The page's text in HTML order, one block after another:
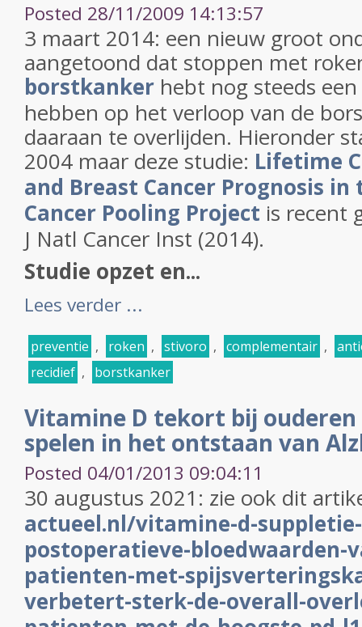
Posted 28/11/2009 14:13:57
3 maart 2014: een nieuw groot
aangetoond dat stoppen met
borstkanker hebt nog steeds
hebben op het verloop van de
daaraan te overlijden. Hieronder
2004 maar deze studie: Lifetime
and Breast Cancer Prognosis
Cancer Pooling Project is recent
J Natl Cancer Inst (2014).
Studie opzet en...
Lees verder ...
preventie , roken , stivoro , complementair ,
recidief , borstkanker
Vitamine D tekort bij
spelen in het ontstaan van
Posted 04/01/2013 09:04:11
30 augustus 2021: zie ook dit
actueel.nl/vitamine-d-
postoperatieve-bloedwaarden-
patienten-met-
verbetert-sterk-de-overall-